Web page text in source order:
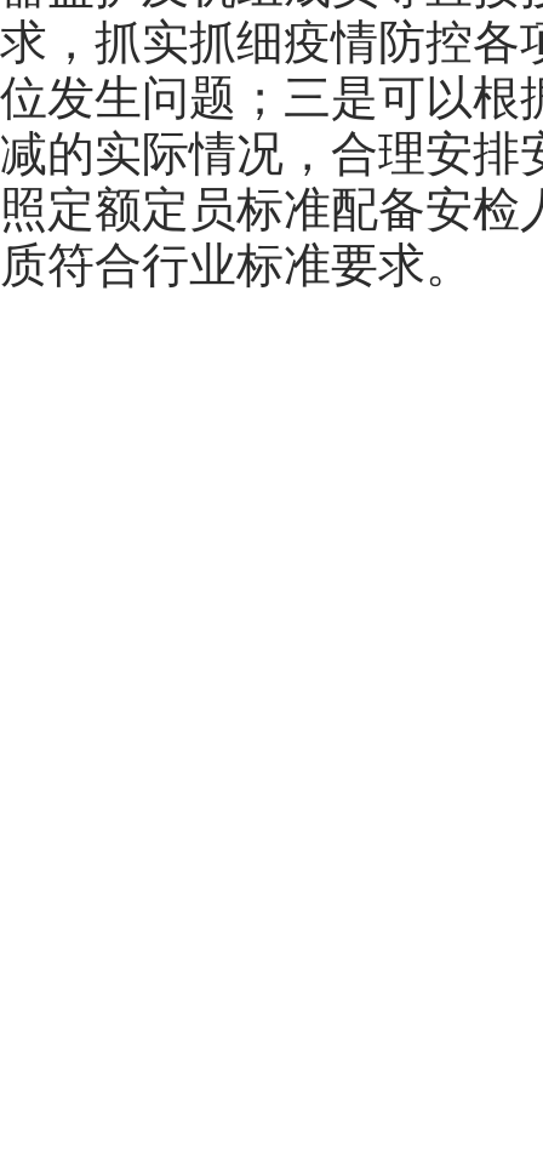
求，抓实抓细疫情防控各
位发生问题；三是可以根
减的实际情况，合理安排
照定额定员标准配备安
质符合行业标准要求。